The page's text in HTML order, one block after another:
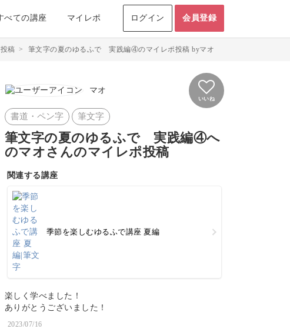
べての講座 マイレポ ログイン 会員登録
稿 > 筆文字の夏のゆるふで 実践編④のマイレポ投稿 byマオ
マオ
いいね
書道・ペン字 筆文字
筆文字の夏のゆるふで 実践編④へ
のマオさんのマイレポ投稿
関連する講座
季節を楽しむゆるふで講座 夏編
楽しく学べました！
ありがとうございました！
2023/07/16